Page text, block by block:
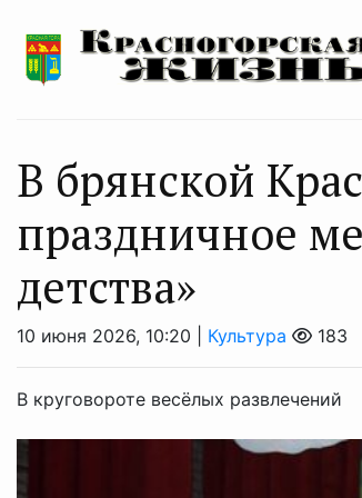
В брянской
праздничное
детства»
10 июня 2026, 10:20 | Культура 183
В круговороте весёлых развлечений